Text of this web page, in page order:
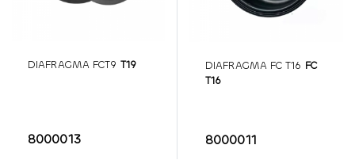
DIAFRAGMA FCT9 T19
8000013
DIAFRAGMA FC T16 FC
T16
8000011